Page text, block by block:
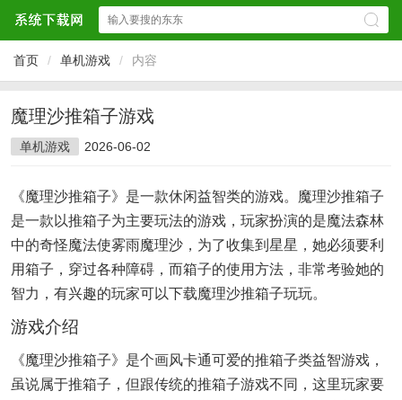
首页 / 单机游戏 / 内容
魔理沙推箱子游戏
单机游戏 2026-06-02
《魔理沙推箱子》是一款休闲益智类的游戏。魔理沙推箱子
是一款以推箱子为主要玩法的游戏，玩家扮演的是魔法森林
中的奇怪魔法使雾雨魔理沙，为了收集到星星，她必须要利
用箱子，穿过各种障碍，而箱子的使用方法，非常考验她的
智力，有兴趣的玩家可以下载魔理沙推箱子玩玩。
游戏介绍
《魔理沙推箱子》是个画风卡通可爱的推箱子类益智游戏，
虽说属于推箱子，但跟传统的推箱子游戏不同，这里玩家要